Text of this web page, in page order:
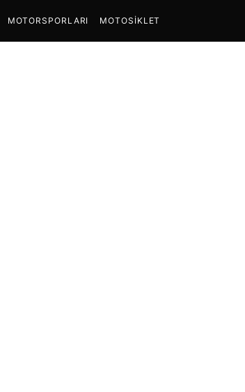
MOTORSPORLARI MOTOSIKLET